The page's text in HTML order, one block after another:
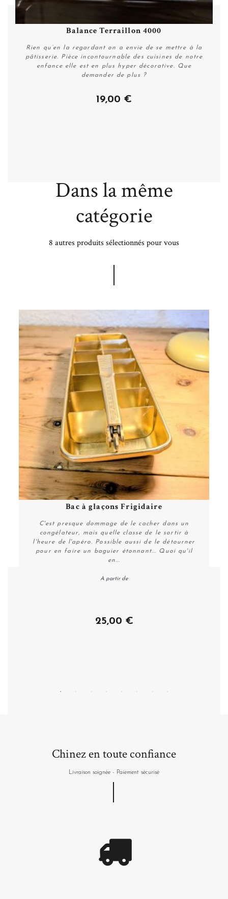
Balance Terraillon 4000
Rien qu’en la regardant on a envie de se mettre à la
pâtisserie. Pièce incontournable des cuisines de notre
enfance elle est en plus hyper décorative. Que
demander de plus ?
19,00 €
Dans la même
catégorie
8 autres produits sélectionnés pour vous
Bac à glaçons Frigidaire
C'est presque dommage de le cacher dans un
congélateur, mais quelle classe de le sortir à
l'heure de l'apéro. Possible aussi de le détourner
pour en faire un baguier étonnant... Quoi qu'il
en...
A partir de
25,00 €
Chinez en toute confiance
Livraison soignée - Paiement sécurisé